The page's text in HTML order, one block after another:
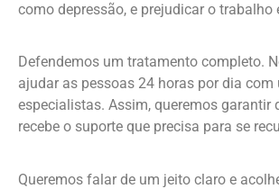
como depressão, e prejudicar o trabalho
Defendemos um tratamento completo.
ajudar as pessoas 24 horas por dia com
especialistas. Assim, queremos garantir
recebe o suporte que precisa para se
Queremos falar de um jeito claro e